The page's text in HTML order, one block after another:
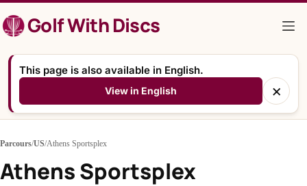
Inhalt
springenGolf With Discs
This page is also available in English.
View in English ×
Parcours/US/Athens Sportsplex
Athens Sportsplex